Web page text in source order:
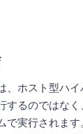
、ホスト型ハイ
するのではな
で実行されます